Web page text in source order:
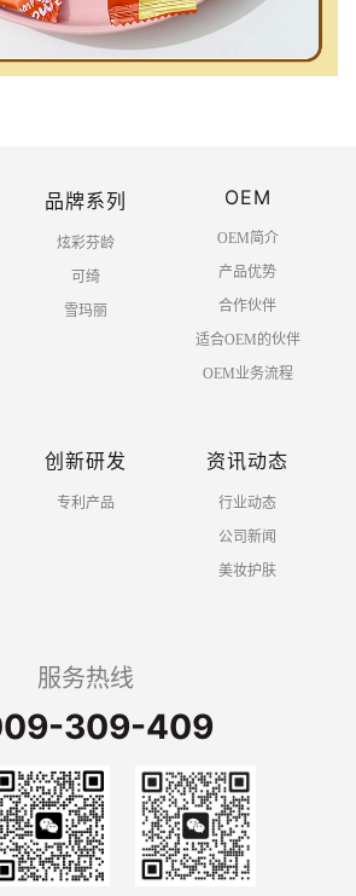
品牌系列
炫彩芬龄
可绮
雪玛丽
OEM
OEM简介
产品优势
合作伙伴
适合OEM的伙伴
OEM业务流程
创新研发
专利产品
资讯动态
行业动态
公司新闻
美妆护肤
服务热线
309-409